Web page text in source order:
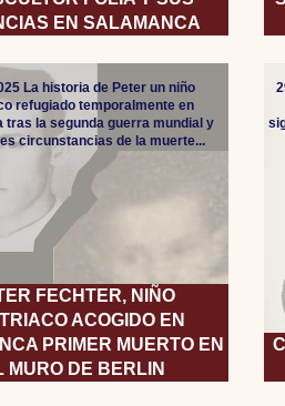
EN SALAMANCA
FECHTER, NIÑO
ACOGIDO EN
PRIMER MUERTO EN
MURO DE BERLIN
La historia de Peter un niño
refugiado temporalmente en
tras la segunda guerra mundial y
circunstancias de la muerte...